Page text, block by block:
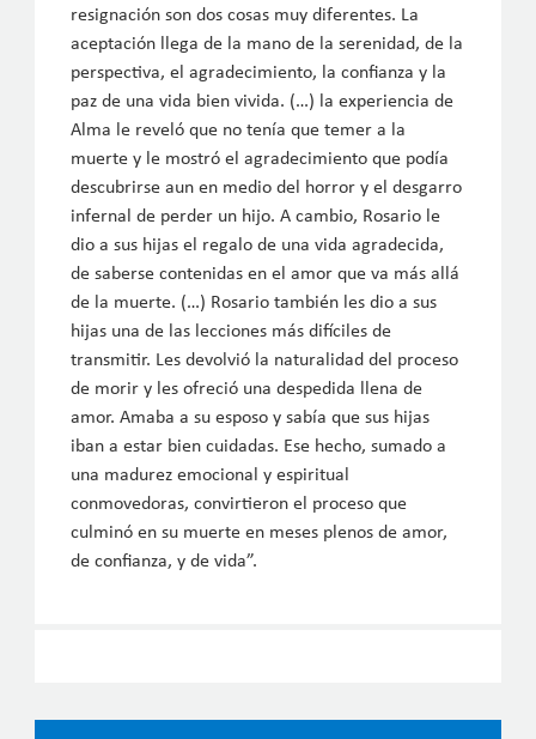
resignación son dos cosas muy diferentes. La
aceptación llega de la mano de la serenidad, de la
perspectiva, el agradecimiento, la confianza y la
paz de una vida bien vivida. (…) la experiencia de
Alma le reveló que no tenía que temer a la
muerte y le mostró el agradecimiento que podía
descubrirse aun en medio del horror y el desgarro
infernal de perder un hijo. A cambio, Rosario le
dio a sus hijas el regalo de una vida agradecida,
de saberse contenidas en el amor que va más allá
de la muerte. (…) Rosario también les dio a sus
hijas una de las lecciones más difíciles de
transmitir. Les devolvió la naturalidad del proceso
de morir y les ofreció una despedida llena de
amor. Amaba a su esposo y sabía que sus hijas
iban a estar bien cuidadas. Ese hecho, sumado a
una madurez emocional y espiritual
conmovedoras, convirtieron el proceso que
culminó en su muerte en meses plenos de amor,
de confianza, y de vida”.